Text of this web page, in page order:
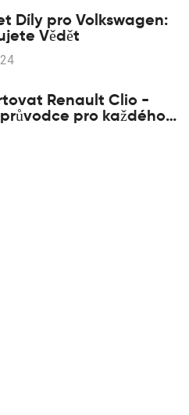
Díly pro Volkswagen:
Vědět
Renault Clio -
pro každého